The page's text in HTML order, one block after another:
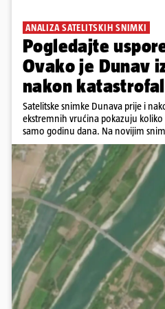
ANALIZA SATELITSKIH SNIMKI
Pogledajte
Ovako je Dunav
nakon
Satelitske snimke Dunava prije i
ekstremnih vrućina pokazuju
samo godinu dana. Na novijim
veći pješčani sprudovi i sužene
povijesno niskim vodostajima.
toka, od Njemačke i Austrije, preko
Rumunjske i Bugarske. Snimke je
zabilježio satelit Sentinel-2 u
Copernicus.
Pokretanje